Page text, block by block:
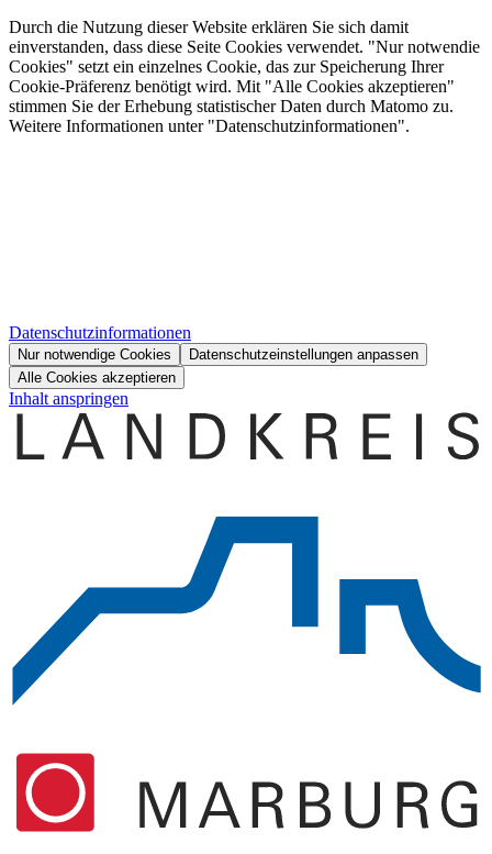
Durch die Nutzung dieser Website erklären Sie sich damit
einverstanden, dass diese Seite Cookies verwendet. "Nur notwendie
Cookies" setzt ein einzelnes Cookie, das zur Speicherung Ihrer
Cookie-Präferenz benötigt wird. Mit "Alle Cookies akzeptieren"
stimmen Sie der Erhebung statistischer Daten durch Matomo zu.
Weitere Informationen unter "Datenschutzinformationen".
Datenschutzinformationen
Nur notwendige Cookies
Datenschutzeinstellungen anpassen
Alle Cookies akzeptieren
Inhalt anspringen